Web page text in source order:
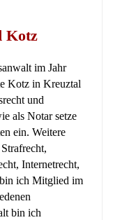
Kotz
im Jahr
Kotz in Kreuztal
und
als Notar setze
ein. Weitere
Internetrecht,
ich Mitglied im
bin ich